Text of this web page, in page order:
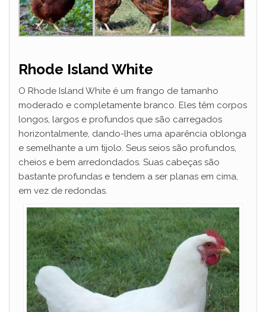
Rhode Island White
O Rhode Island White é um frango de tamanho
moderado e completamente branco. Eles têm corpos
longos, largos e profundos que são carregados
horizontalmente, dando-lhes uma aparência oblonga
e semelhante a um tijolo. Seus seios são profundos,
cheios e bem arredondados. Suas cabeças são
bastante profundas e tendem a ser planas em cima,
em vez de redondas.